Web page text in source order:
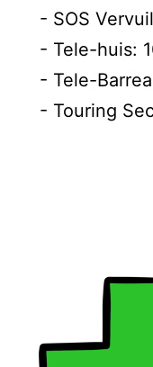
- SOS
- Tele-huis:
- Tele-
- Touring